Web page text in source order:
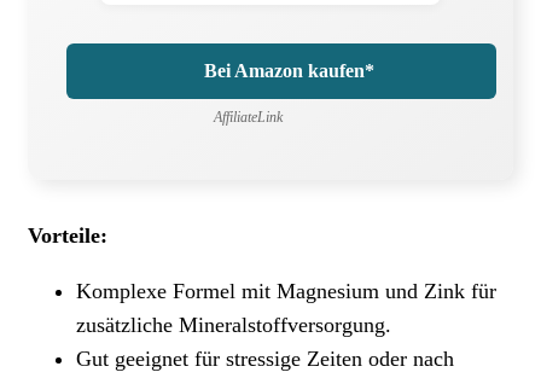
Bei Amazon kaufen*
AffiliateLink
Vorteile:
Komplexe Formel mit Magnesium und Zink für
zusätzliche Mineralstoffversorgung.
Gut geeignet für stressige Zeiten oder nach